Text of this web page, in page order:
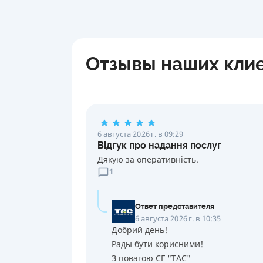
Отзывы наших
6 августа 2026 г. в 09:29
Відгук про надання послуг
Дякую за оперативність.
1
Ответ представителя
6 августа 2026 г. в 10:35
Добрий день!
Рады бути корисними!
З повагою СГ "ТАС"